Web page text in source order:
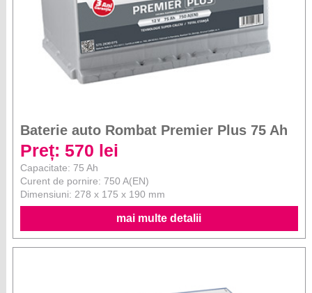
Baterie auto Rombat Premier Plus 75 Ah
Preț: 570 lei
Capacitate: 75 Ah
Curent de pornire: 750 A(EN)
Dimensiuni: 278 x 175 x 190 mm
mai multe detalii